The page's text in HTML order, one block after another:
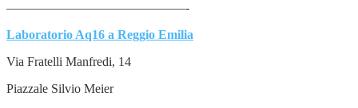
——————————————-
Laboratorio Aq16 a Reggio Emilia
Via Fratelli Manfredi, 14
Piazzale Silvio Meier